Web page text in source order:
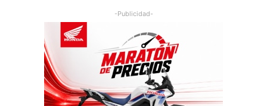
-Publicidad-